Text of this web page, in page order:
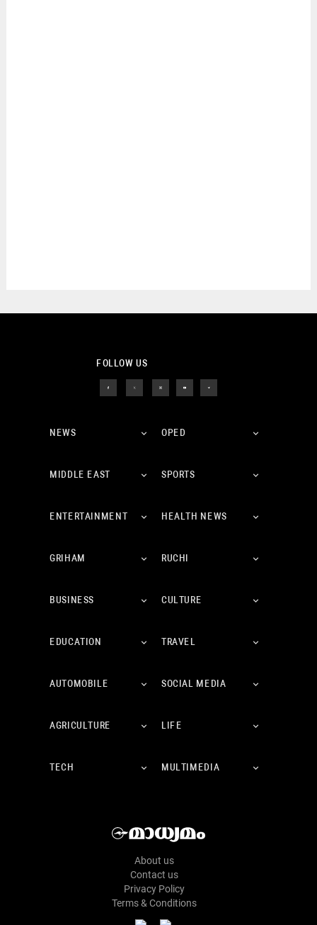
FOLLOW US
NEWS OPED
MIDDLE EAST SPORTS
ENTERTAINMENT HEALTH NEWS
GRIHAM RUCHI
BUSINESS CULTURE
EDUCATION TRAVEL
AUTOMOBILE SOCIAL MEDIA
AGRICULTURE LIFE
TECH MULTIMEDIA
About us
Contact us
Privacy Policy
Terms & Conditions